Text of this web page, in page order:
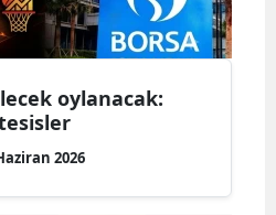
oylanacak:
2026